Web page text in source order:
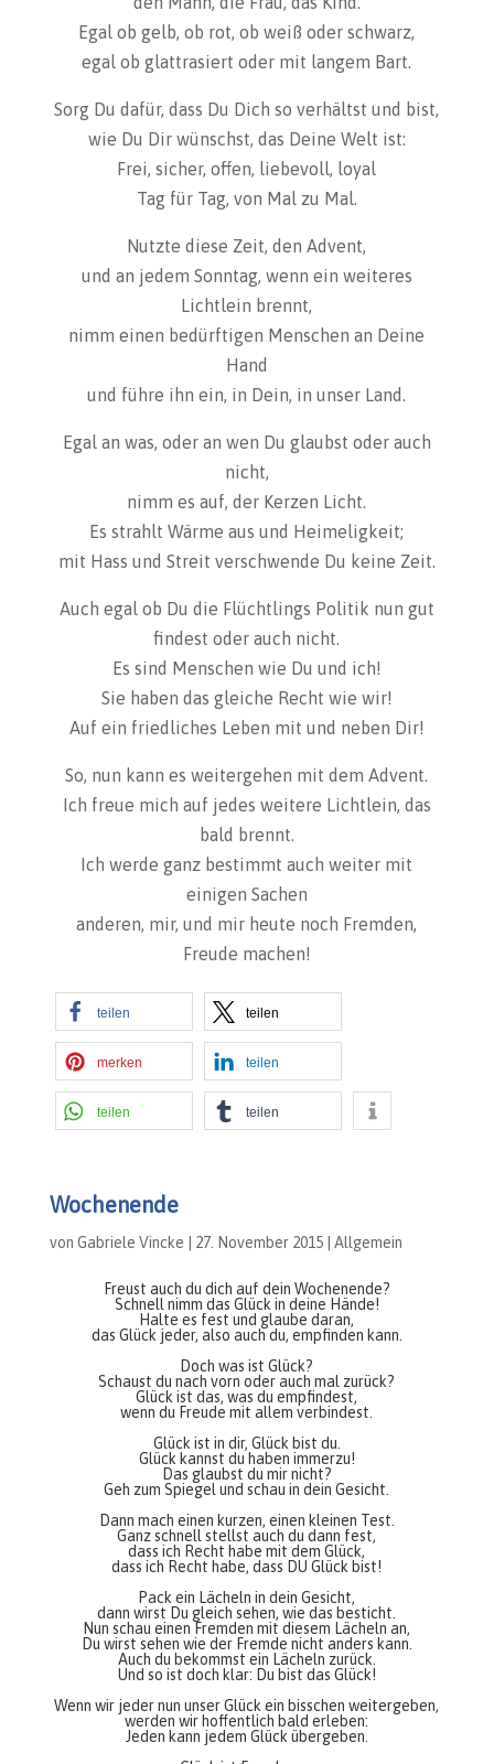
Egal ob gelb, ob rot, ob weiß oder schwarz,
egal ob glattrasiert oder mit langem Bart.
Sorg Du dafür, dass Du Dich so verhältst und bist,
wie Du Dir wünschst, das Deine Welt ist:
Frei, sicher, offen, liebevoll, loyal
Tag für Tag, von Mal zu Mal.
Nutzte diese Zeit, den Advent,
und an jedem Sonntag, wenn ein weiteres
Lichtlein brennt,
nimm einen bedürftigen Menschen an Deine
Hand
und führe ihn ein, in Dein, in unser Land.
Egal an was, oder an wen Du glaubst oder auch
nicht,
nimm es auf, der Kerzen Licht.
Es strahlt Wärme aus und Heimeligkeit;
mit Hass und Streit verschwende Du keine Zeit.
Auch egal ob Du die Flüchtlings Politik nun gut
findest oder auch nicht.
Es sind Menschen wie Du und ich!
Sie haben das gleiche Recht wie wir!
Auf ein friedliches Leben mit und neben Dir!
So, nun kann es weitergehen mit dem Advent.
Ich freue mich auf jedes weitere Lichtlein, das
bald brennt.
Ich werde ganz bestimmt auch weiter mit
einigen Sachen
anderen, mir, und mir heute noch Fremden,
Freude machen!
teilen teilen
merken teilen
teilen teilen
Wochenende
von Gabriele Vincke 27. November 2015| Allgemein
Freust auch du dich auf dein Wochenende?
Schnell nimm das Glück in deine Hände!
Halte es fest und glaube daran,
das Glück jeder, also auch du, empfinden kann.
Doch was ist Glück?
Schaust du nach vorn oder auch mal zurück?
Glück ist das, was du empfindest,
wenn du Freude mit allem verbindest.
Glück ist in dir, Glück bist du.
Glück kannst du haben immerzu!
Das glaubst du mir nicht?
Geh zum Spiegel und schau in dein Gesicht.
Dann mach einen kurzen, einen kleinen Test.
Ganz schnell stellst auch du dann fest,
dass ich Recht habe mit dem Glück,
dass ich Recht habe, dass DU Glück bist!
Pack ein Lächeln in dein Gesicht,
dann wirst Du gleich sehen, wie das besticht.
Nun schau einen Fremden mit diesem Lächeln an,
Du wirst sehen wie der Fremde nicht anders kann.
Auch du bekommst ein Lächeln zurück.
Und so ist doch klar: Du bist das Glück!
Wenn wir jeder nun unser Glück ein bisschen weitergeben,
werden wir hoffentlich bald erleben:
Jeden kann jedem Glück übergeben.